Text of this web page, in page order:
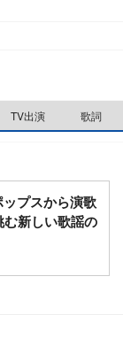
TV出演 歌詞
プスから演歌
新しい歌謡の